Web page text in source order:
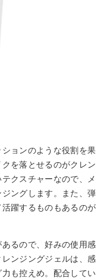
ョンのような役割を果
を落とせるのがクレン
クスチャーなので、メ
ングします。また、弾
躍するものもあるのが
るので、好みの使用感
ンジングジェルは、感
も控えめ。配合してい